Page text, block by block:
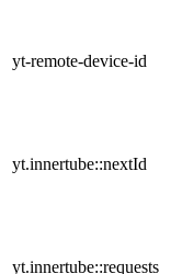
yt-remote-device-id
yt.innertube::nextId
yt.innertube::requests